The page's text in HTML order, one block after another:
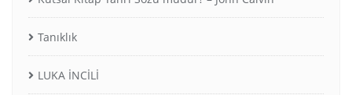
Tanıklık
LUKA İNCİLİ